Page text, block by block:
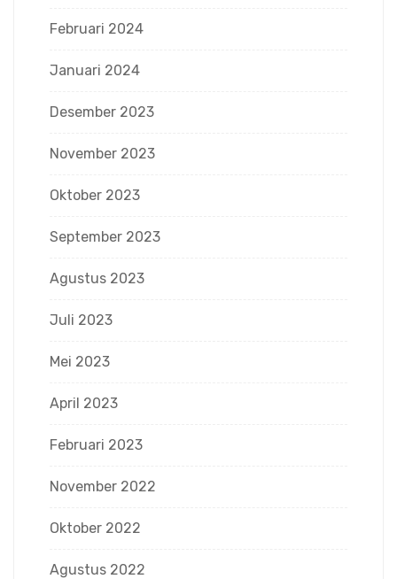
Februari 2024
Januari 2024
Desember 2023
November 2023
Oktober 2023
September 2023
Agustus 2023
Juli 2023
Mei 2023
April 2023
Februari 2023
November 2022
Oktober 2022
Agustus 2022